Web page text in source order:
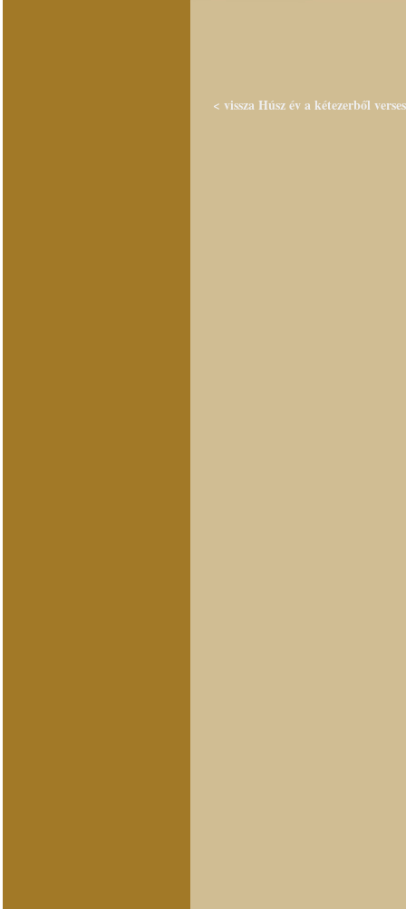
< vissza Húsz év a kétezerből